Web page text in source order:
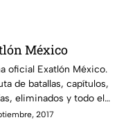
México
oficial Exatlón México.
de batallas, capítulos,
eliminados y todo el
exclusivo fuera de la
2017